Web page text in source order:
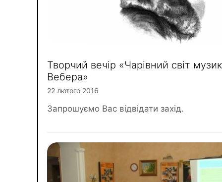
Творчий вечір «Чарівний світ
Вебера»
22 лютого 2016
Запрошуємо Вас відвідати захід.